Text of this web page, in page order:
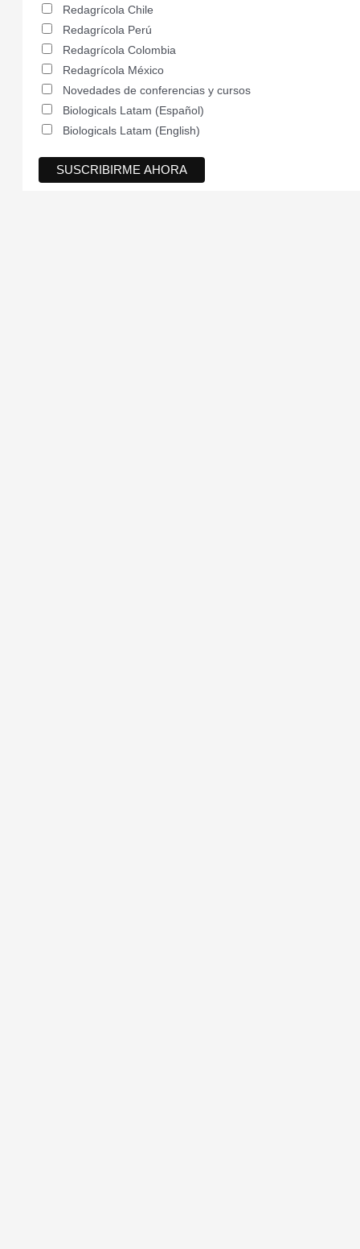
Redagrícola Chile
Redagrícola Perú
Redagrícola Colombia
Redagrícola México
Novedades de conferencias y cursos
Biologicals Latam (Español)
Biologicals Latam (English)